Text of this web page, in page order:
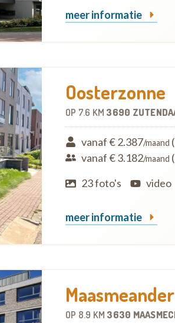
meer informatie
Oosterzonne
OP 7.6 KM 3690
vanaf € 2.387/maand
vanaf € 3.182/maand
23 foto's
video
meer informatie
Maasmeander
OP 8.9 KM 3630